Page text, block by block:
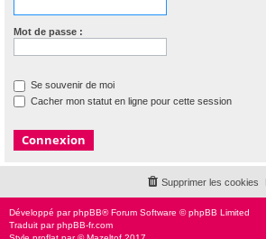
Mot de passe :
Se souvenir de moi
Cacher mon statut en ligne pour cette session
Supprimer les cookies
Développé parphpBB® Forum Software © phpBB Limited
Traduit parphpBB-fr.com